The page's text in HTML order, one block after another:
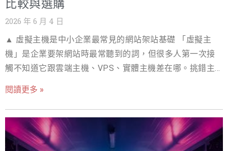
種的總算力,已經接近十多年前一整座國家級超級電腦。反
過來說,不是所有工作都吃得到這種算力——程式必須具備高
度平行性才有意義,這也是為什麼跑網站、開資料庫從來不
需要 GPU,買了只是讓它閒置折舊。 另一個常見的混淆是資
料中心卡與電競卡。兩者晶片系出同門,但資料中心卡配備
跑兩天實驗沒問題,要扛連續三週的訓練任務,穩定性與原廠
授權條款都會讓工程師睡不安穩。正規的 GPU 主機,用的一
比較與選購
2026 年 6 月 4 日
▲ 虛擬主機是中小企業最常見的網站架站基礎 「虛擬主
機」是企業要架網站時最常聽到的詞，但很多人第一次接
觸不知道它跟雲端主機、VPS、實體主機差在哪。挑錯主
增。這篇 5 分鐘把虛擬主機是什麼、4 種主機類型對照、
企業怎麼選整理出來，讓你做決策不再瞎抓。 虛擬主機是
什麼？ 虛擬主機（Shared Hosting）= 一台實體伺服器切
割成多個虛擬空間，每個空間給不同網站用。共用硬體 →
閱讀更多 »